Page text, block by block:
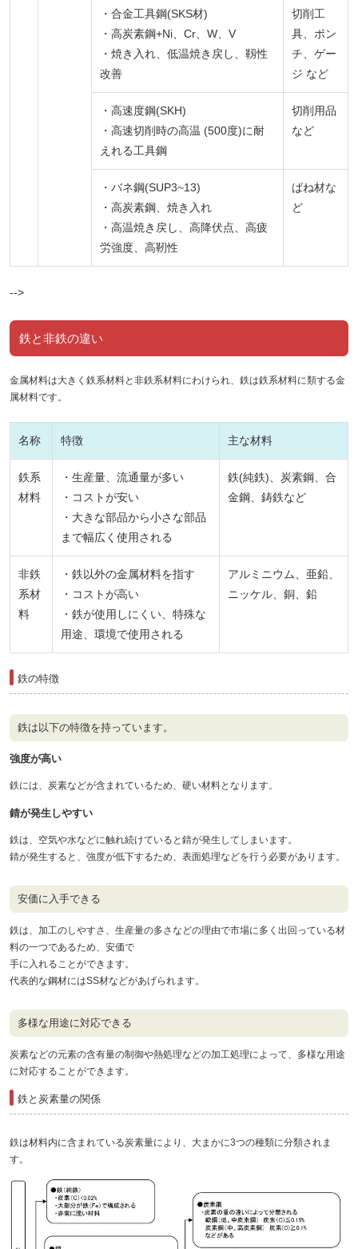
・合金工具鋼(SKS材)
・高炭素鋼+Ni、Cr、W、V
・焼き入れ、低温焼き戻し、靱性
改善
切削工
具、ポン
チ、ゲー
ジ など
・高速度鋼(SKH)
・高速切削時の高温 (500度)に耐
えれる工具鋼
切削用品
など
・バネ鋼(SUP3~13)
・高炭素鋼、焼き入れ
・高温焼き戻し、高降伏点、高疲
労強度、高靭性
ばね材な
ど
-->
鉄と非鉄の違い
金属材料は大きく鉄系材料と非鉄系材料にわけられ、鉄は鉄系材料に類する金
属材料です。
名称 特徴 主な材料
鉄系
材料
・生産量、流通量が多い
・コストが安い
・大きな部品から小さな部品
まで幅広く使用される
鉄(純鉄)、炭素鋼、合
金鋼、鋳鉄など
非鉄
系材
料
・鉄以外の金属材料を指す
・コストが高い
・鉄が使用しにくい、特殊な
用途、環境で使用される
アルミニウム、亜鉛、
ニッケル、銅、鉛
鉄の特徴
鉄は以下の特徴を持っています。
強度が高い
鉄には、炭素などが含まれているため、硬い材料となります。
錆が発生しやすい
鉄は、空気や水などに触れ続けていると錆が発生してしまいます。
錆が発生すると、強度が低下するため、表面処理などを行う必要があります。
安価に入手できる
鉄は、加工のしやすさ、生産量の多さなどの理由で市場に多く出回っている材
料の一つであるため、安価で
手に入れることができます。
代表的な鋼材にはSS材などがあげられます。
多様な用途に対応できる
炭素などの元素の含有量の制御や熱処理などの加工処理によって、多様な用途
に対応することができます。
鉄と炭素量の関係
鉄は材料内に含まれている炭素量により、大まかに3つの種類に分類されま
す。